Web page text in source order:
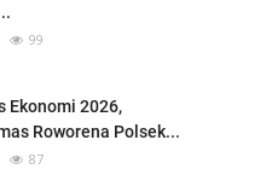
99
Ekonomi 2026,
Roworena Polsek...
87